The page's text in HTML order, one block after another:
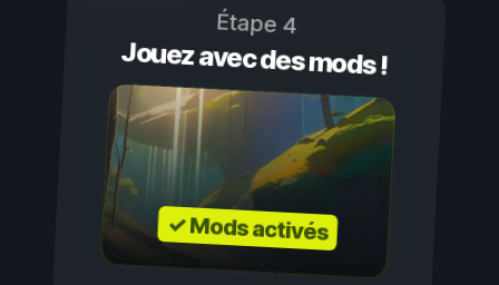
Étape 4
Jouez avec des mods !
✓ Mods activés